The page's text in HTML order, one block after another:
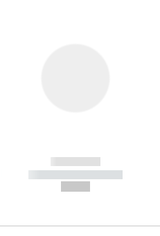
------------
----------- -----------